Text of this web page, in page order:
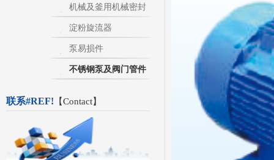
机械及釜用机械密封
淀粉旋流器
泵易损件
不锈钢泵及阀门管件
联系#REF! 【Contact】